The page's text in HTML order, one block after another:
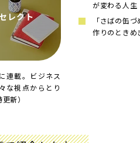
レクト
連載。ビジネス
な視点からとり
新）
が変わる人生
「さばの缶
作りのときめ